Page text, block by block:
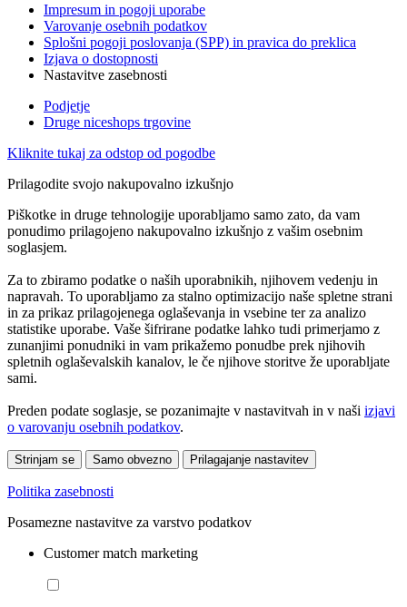
Impresum in pogoji uporabe
Varovanje osebnih podatkov
Splošni pogoji poslovanja (SPP) in pravica do preklica
Izjava o dostopnosti
Nastavitve zasebnosti
Podjetje
Druge niceshops trgovine
Kliknite tukaj za odstop od pogodbe
Prilagodite svojo nakupovalno izkušnjo
Piškotke in druge tehnologije uporabljamo samo zato, da vam
ponudimo prilagojeno nakupovalno izkušnjo z vašim osebnim
soglasjem.
Za to zbiramo podatke o naših uporabnikih, njihovem vedenju in
napravah. To uporabljamo za stalno optimizacijo naše spletne strani
in za prikaz prilagojenega oglaševanja in vsebine ter za analizo
statistike uporabe. Vaše šifrirane podatke lahko tudi primerjamo z
zunanjimi ponudniki in vam prikažemo ponudbe prek njihovih
spletnih oglaševalskih kanalov, le če njihove storitve že uporabljate
sami.
Preden podate soglasje, se pozanimajte v nastavitvah in v naši izjavi
o varovanju osebnih podatkov.
Strinjam se Samo obvezno Prilagajanje nastavitev
Politika zasebnosti
Posamezne nastavitve za varstvo podatkov
Customer match marketing